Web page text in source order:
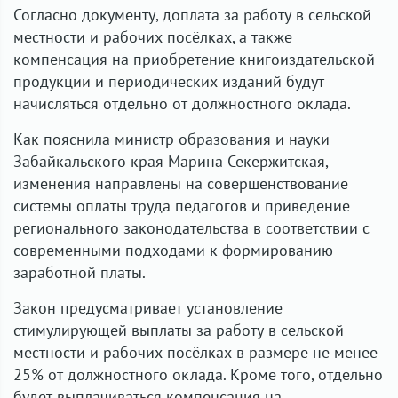
Согласно документу, доплата за работу в сельской
местности и рабочих посёлках, а также
компенсация на приобретение книгоиздательской
продукции и периодических изданий будут
начисляться отдельно от должностного оклада.
Как пояснила министр образования и науки
Забайкальского края Марина Секержитская,
изменения направлены на совершенствование
системы оплаты труда педагогов и приведение
регионального законодательства в соответствии с
современными подходами к формированию
заработной платы.
Закон предусматривает установление
стимулирующей выплаты за работу в сельской
местности и рабочих посёлках в размере не менее
25% от должностного оклада. Кроме того, отдельно